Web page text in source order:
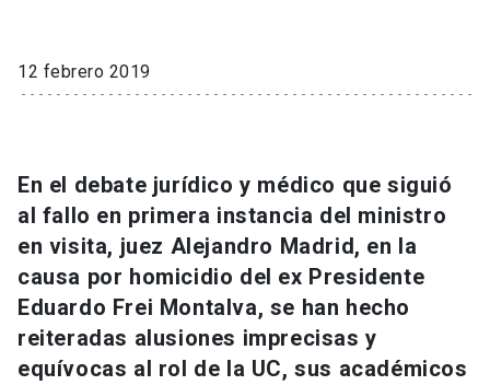
Internacionalización
Vinculación
Universidad
Información para keyboard_arrow_down
12 febrero 2019
En el debate jurídico y médico que siguió
al fallo en primera instancia del ministro
en visita, juez Alejandro Madrid, en la
causa por homicidio del ex Presidente
Eduardo Frei Montalva, se han hecho
reiteradas alusiones imprecisas y
equívocas al rol de la UC, sus académicos